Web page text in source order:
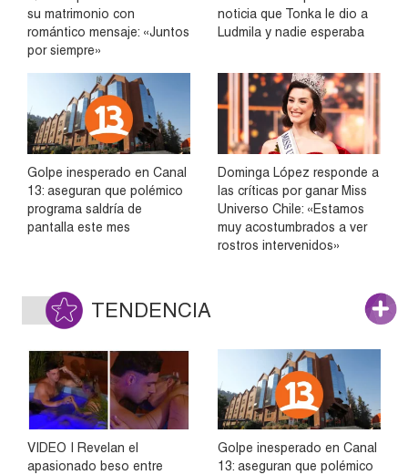
su matrimonio con
romántico mensaje: «Juntos
por siempre»
noticia que Tonka le dio a
Ludmila y nadie esperaba
Golpe inesperado en Canal
13: aseguran que polémico
programa saldría de
pantalla este mes
Dominga López responde a
las críticas por ganar Miss
Universo Chile: «Estamos
muy acostumbrados a ver
rostros intervenidos»
TENDENCIA
VIDEO | Revelan el
apasionado beso entre
Golpe inesperado en Canal
13: aseguran que polémico